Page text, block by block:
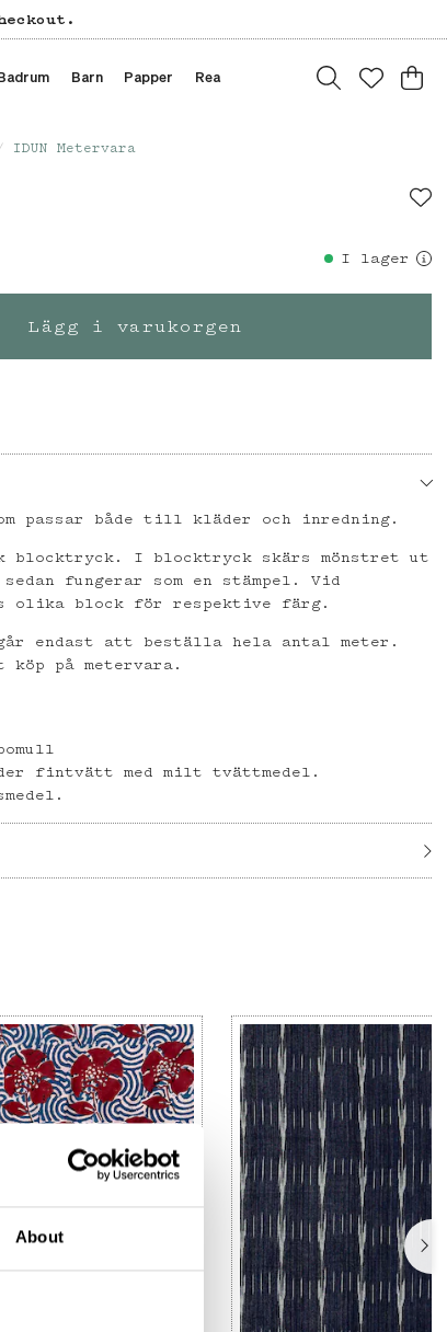
About
Badrum Barn Papper Rea
IDUN Metervara
I lager
Lägg i varukorgen
passar både till kläder och inredning.
blocktryck. I blocktryck skärs mönstret ut
fungerar som en stämpel. Vid
olika block för respektive färg.
endast att beställa hela antal meter.
på metervara.
fintvätt med milt tvättmedel.